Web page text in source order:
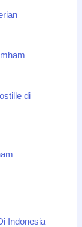
di
Indonesia